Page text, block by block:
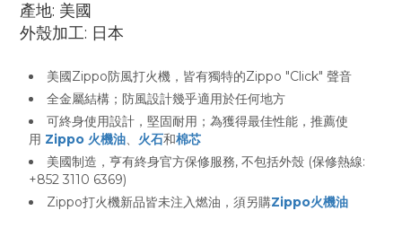
產地: 美國
外殼加工: 日本
美國Zippo防風打火機，皆有獨特的Zippo "Click" 聲音
全金屬結構；防風設計幾乎適用於任何地方
可終身使用設計，堅固耐用；為獲得最佳性能，推薦使
用 Zippo 火機油、 火石和棉芯
美國制造，亨有終身官方保修服務, 不包括外殼 (保修熱線:
+852 3110 6369)
Zippo打火機新品皆未注入燃油，須另購Zippo火機油